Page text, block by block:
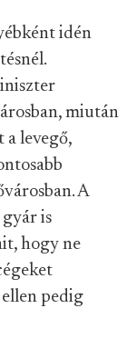
idén
miután
a levegő,
A
is
hogy ne
pedig